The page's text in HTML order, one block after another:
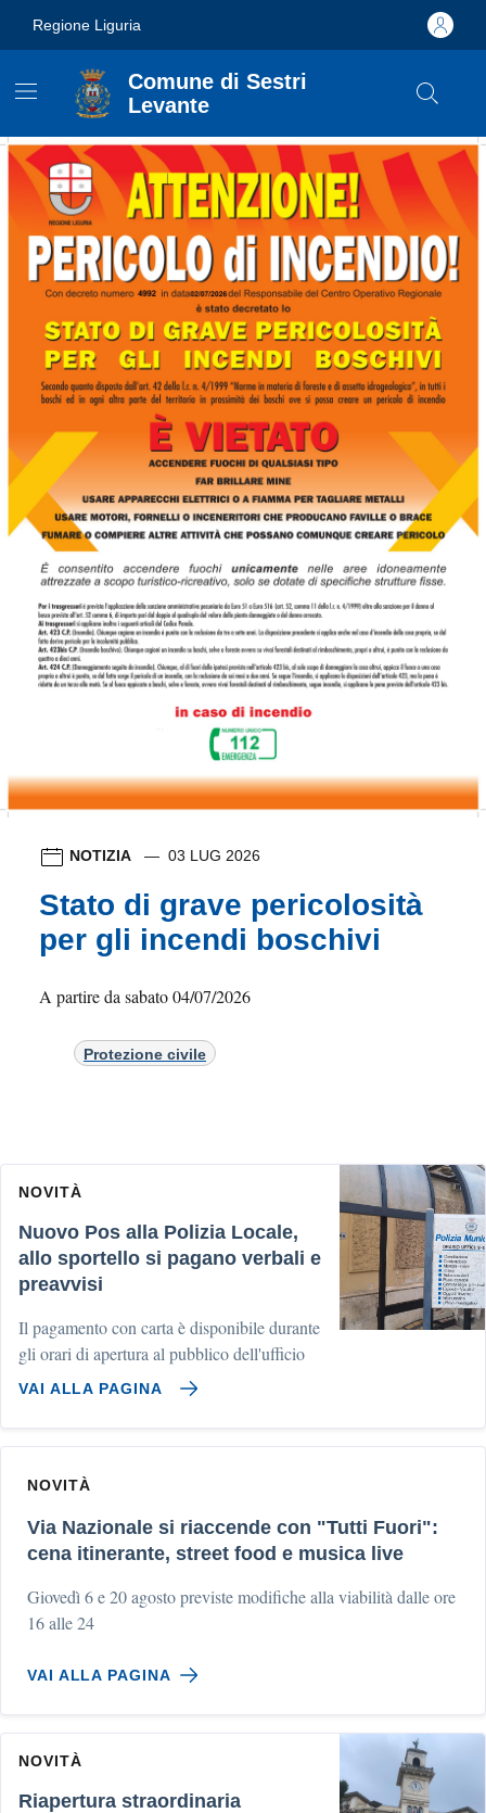
Regione Liguria
Comune di Sestri
Levante
Comune di Sestri
Contenuti in evidenza
Novità in evidenza
NOTIZIA 03 LUG 2026
Stato di grave pericolosità
per gli incendi boschivi
A partire da sabato 04/07/2026
Protezione civile
NOVITÀ
Nuovo Pos alla Polizia Locale,
allo sportello si pagano verbali e
preavvisi
Il pagamento con carta è disponibile durante
gli orari di apertura al pubblico dell'ufficio
VAI ALLA PAGINA
NOVITÀ
Via Nazionale si riaccende con "Tutti Fuori":
cena itinerante, street food e musica live
Giovedì 6 e 20 agosto previste modifiche alla viabilità dalle ore
16 alle 24
VAI ALLA PAGINA
NOVITÀ
Riapertura straordinaria